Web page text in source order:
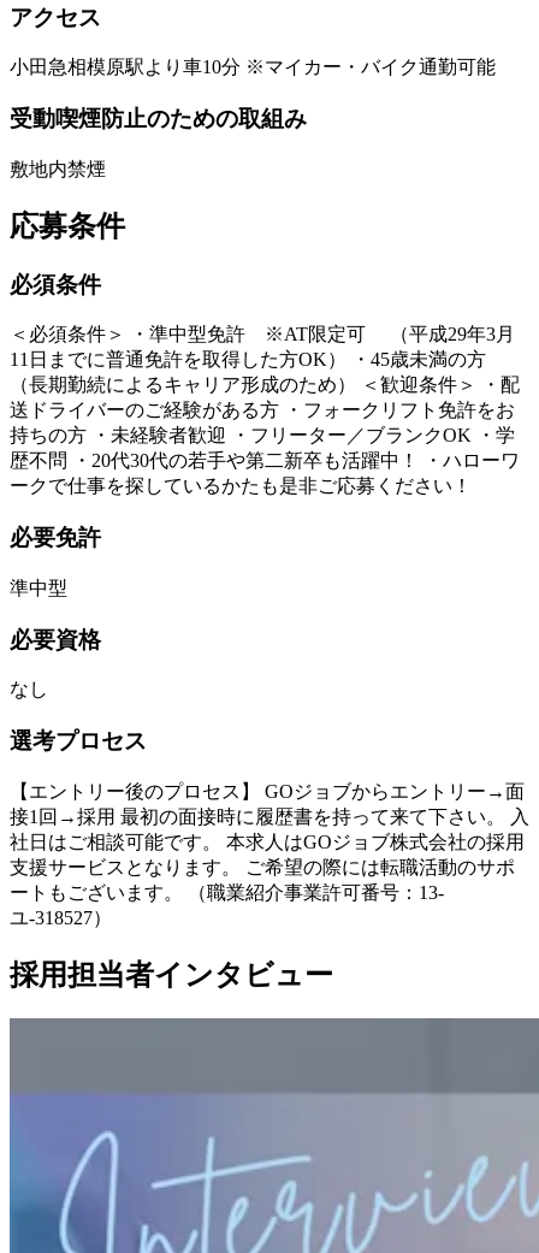
アクセス
小田急相模原駅より車10分 ※マイカー・バイク通勤可能
受動喫煙防止のための取組み
敷地内禁煙
応募条件
必須条件
＜必須条件＞ ・準中型免許 ※AT限定可 （平成29年3月
11日までに普通免許を取得した方OK） ・45歳未満の方
（長期勤続によるキャリア形成のため） ＜歓迎条件＞ ・配
送ドライバーのご経験がある方 ・フォークリフト免許をお
持ちの方 ・未経験者歓迎 ・フリーター／ブランクOK ・学
歴不問 ・20代30代の若手や第二新卒も活躍中！ ・ハローワ
ークで仕事を探しているかたも是非ご応募ください！
必要免許
準中型
必要資格
なし
選考プロセス
【エントリー後のプロセス】 GOジョブからエントリー→面
接1回→採用 最初の面接時に履歴書を持って来て下さい。 入
社日はご相談可能です。 本求人はGOジョブ株式会社の採用
支援サービスとなります。 ご希望の際には転職活動のサポ
ートもございます。 （職業紹介事業許可番号：13-
ユ-318527）
採用担当者インタビュー